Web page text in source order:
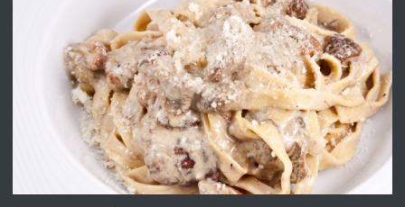
преди 1 година
ПРЕДЛАГА Работа за общи работници
преди 1 година
Първи поход "По стъпките на Ангел